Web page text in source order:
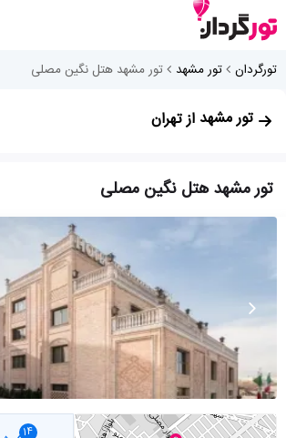
تورگردان تور مشهد تور مشهد هتل نگین مصلی
تور مشهد از تهران
تور مشهد هتل نگین مصلی
14